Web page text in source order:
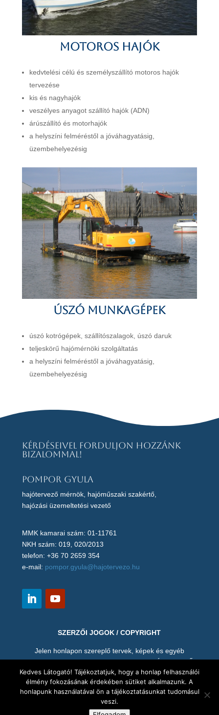
Motoros hajók
kedvtelési célú és személyszállító motoros hajók
tervezése
kis és nagyhajók
veszélyes anyagot szállító hajók (ADN)
árúszállító és motorhajók
a helyszíni felméréstől a jóváhagyatásig,
üzembehelyezésig
Úszó munkagépek
úszó kotrógépek, szállítószalagok, úszó daruk
teljeskörű hajómérnöki szolgáltatás
a helyszíni felméréstől a jóváhagyatásig,
üzembehelyezésig
Kérdéseivel forduljon hozzánk
bizalommal!
Pompor Gyula
hajótervező mérnök, hajóműszaki szakértő,
hajózási üzemeltetési vezető
MMK kamarai szám: 01-11761
NKH szám: 019, 020/2013
telefon: +36 70 2659 354
e-mail: pompor.gyula@hajotervezo.hu
SZERZŐI JOGOK / COPYRIGHT
Jelen honlapon szereplő tervek, képek és egyéb
anyagok (pl. videó) POMPOR GYULA HAJÓTERVEZŐ
MÉRNÖK szellemi tulajdonát képezik, így hozzájárulása
nélkül tilos annak mentése, másolása, vagy bármi nemű
felhasználása. A terveket és valamennyi mellékletet a
Kedves Látogató! Tájékoztatjuk, hogy a honlap felhasználói
élmény fokozásának érdekében sütiket alkalmazunk. A
honlapunk használatával ön a tájékoztatásunkat tudomásul
veszi.